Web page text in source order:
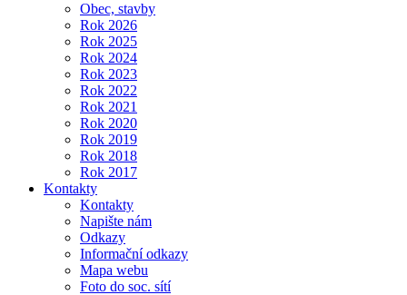
Obec, stavby
Rok 2026
Rok 2025
Rok 2024
Rok 2023
Rok 2022
Rok 2021
Rok 2020
Rok 2019
Rok 2018
Rok 2017
Kontakty
Kontakty
Napište nám
Odkazy
Informační odkazy
Mapa webu
Foto do soc. sítí